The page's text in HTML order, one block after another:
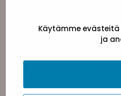
Käytämme
ja